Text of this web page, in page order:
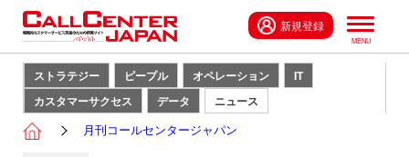
新規登録
ストラテジー ピープル オペレーション
IT
カスタマーサクセス
データ ニュース
月刊コールセンタージャパン